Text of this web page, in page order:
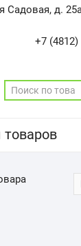
Садовая, д.
+7 (4812)
Искать:
товаров